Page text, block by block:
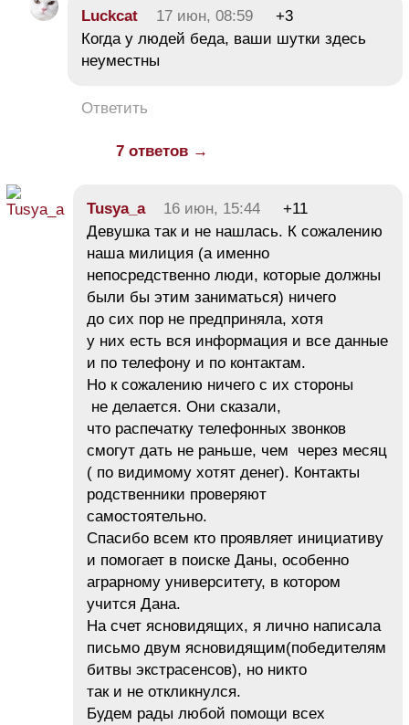
Luckcat 17 июн, 08:59
+3
Когда у людей беда, ваши шутки здесь
неуместны
Ответить
7 ответов →
Tusya_a 16 июн, 15:44
+11
Девушка так и не нашлась. К сожалению
наша милиция (а именно
непосредственно люди, которые должны
были бы этим заниматься) ничего
до сих пор не предприняла, хотя
у них есть вся информация и все данные
и по телефону и по контактам.
Но к сожалению ничего с их стороны
не делается. Они сказали,
что распечатку телефонных звонков
смогут дать не раньше, чем через месяц
( по видимому хотят денег). Контакты
родственники проверяют
самостоятельно.
Спасибо всем кто проявляет инициативу
и помогает в поиске Даны, особенно
аграрному университету, в котором
учится Дана.
На счет ясновидящих, я лично написала
письмо двум ясновидящим(победителям
битвы экстрасенсов), но никто
так и не откликнулся.
Будем рады любой помощи всех